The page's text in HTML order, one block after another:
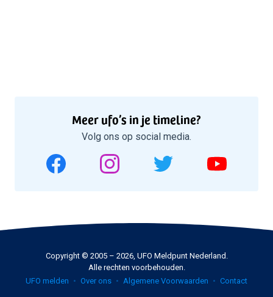
Meer ufo’s in je timeline?
Volg ons op social media.
Copyright © 2005 – 2026, UFO Meldpunt Nederland.
Alle rechten voorbehouden.
UFO melden
Over ons Algemene Voorwaarden Contact